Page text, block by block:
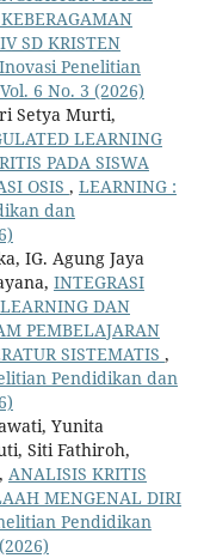
SD KRISTEN
Penelitian
6 No. 3 (2026)
Setya Murti,
LEARNING
PADA SISWA
OSIS , LEARNING :
dan
IG. Agung Jaya
INTEGRASI
DAN
PEMBELAJARAN
SISTEMATIS ,
Pendidikan dan
Yunita
Siti Fathiroh,
ANALISIS KRITIS
MENGENAL DIRI
Pendidikan